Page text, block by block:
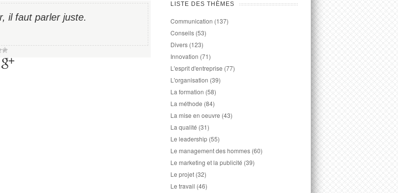
il faut parler juste.
LISTE DES THÈMES
Communication (137)
Conseils (53)
Divers (123)
Innovation (71)
L'esprit d'entreprise (77)
L'organisation (39)
La formation (58)
La méthode (84)
La mise en oeuvre (43)
La qualité (31)
Le leadership (55)
Le management des hommes (60)
Le marketing et la publicité (39)
Le projet (32)
Le travail (46)